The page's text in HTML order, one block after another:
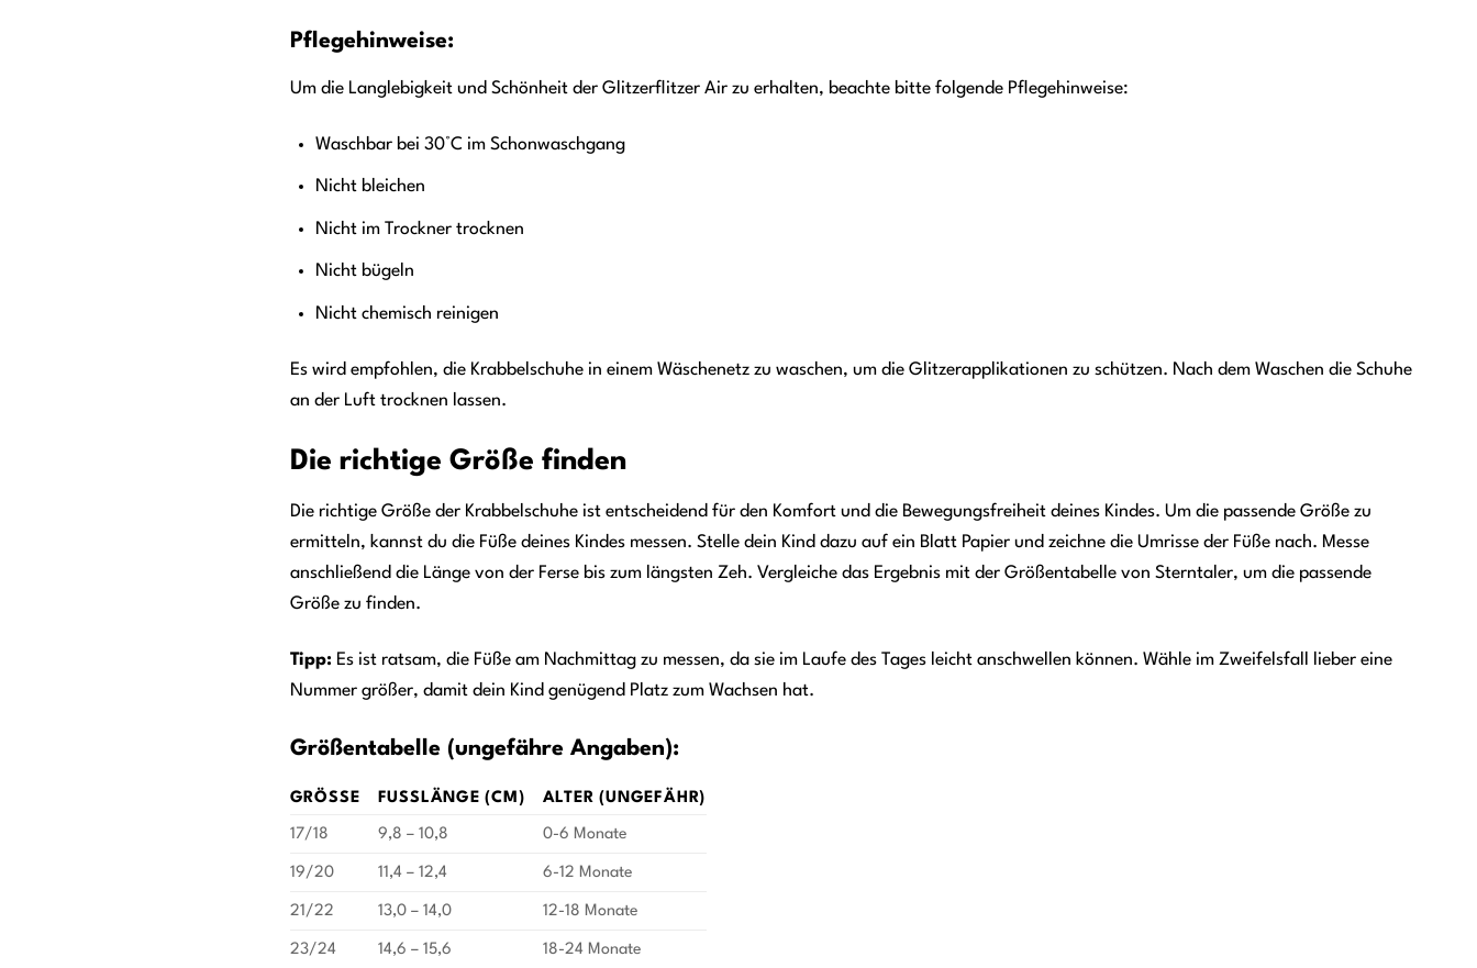
Pflegehinweise:
Um die Langlebigkeit und Schönheit der Glitzerflitzer Air zu erhalten, beachte bitte folgende Pflegehinweise:
Waschbar bei 30°C im Schonwaschgang
Nicht bleichen
Nicht im Trockner trocknen
Nicht bügeln
Nicht chemisch reinigen
Es wird empfohlen, die Krabbelschuhe in einem Wäschenetz zu waschen, um die Glitzerapplikationen zu schützen. Nach dem Waschen die Schuhe
an der Luft trocknen lassen.
Die richtige Größe finden
Die richtige Größe der Krabbelschuhe ist entscheidend für den Komfort und die Bewegungsfreiheit deines Kindes. Um die passende Größe zu
ermitteln, kannst du die Füße deines Kindes messen. Stelle dein Kind dazu auf ein Blatt Papier und zeichne die Umrisse der Füße nach. Messe
anschließend die Länge von der Ferse bis zum längsten Zeh. Vergleiche das Ergebnis mit der Größentabelle von Sterntaler, um die passende
Größe zu finden.
Tipp: Es ist ratsam, die Füße am Nachmittag zu messen, da sie im Laufe des Tages leicht anschwellen können. Wähle im Zweifelsfall lieber eine
Nummer größer, damit dein Kind genügend Platz zum Wachsen hat.
Größentabelle (ungefähre Angaben):
GRÖSSE FUSSLÄNGE (CM) ALTER (UNGEFÄHR)
17/18 9,8 – 10,8 0-6 Monate
19/20 11,4 – 12,4 6-12 Monate
21/22 13,0 – 14,0 12-18 Monate
23/24 14,6 – 15,6 18-24 Monate